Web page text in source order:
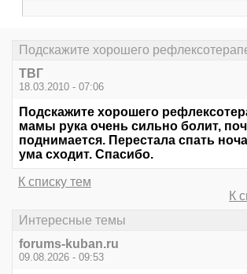
Подскажите хорошего
ТВГ
18.03.2010 - 07:06
Подскажите хорошего
мамы рука очень сильно болит,
поднимается. Перестала спать
ума сходит. Спасибо.
К списку тем
К
Интересные темы
forums-kuban.ru
09.08.2026 - 09:53